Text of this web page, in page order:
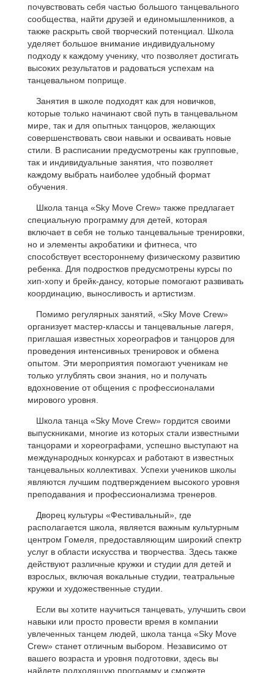
почувствовать себя частью большого танцевального
сообщества, найти друзей и единомышленников, а
также раскрыть свой творческий потенциал. Школа
уделяет большое внимание индивидуальному
подходу к каждому ученику, что позволяет достигать
высоких результатов и радоваться успехам на
танцевальном поприще.
Занятия в школе подходят как для новичков,
которые только начинают свой путь в танцевальном
мире, так и для опытных танцоров, желающих
совершенствовать свои навыки и осваивать новые
стили. В расписании предусмотрены как групповые,
так и индивидуальные занятия, что позволяет
каждому выбрать наиболее удобный формат
обучения.
Школа танца «Sky Move Crew» также предлагает
специальную программу для детей, которая
включает в себя не только танцевальные тренировки,
но и элементы акробатики и фитнеса, что
способствует всестороннему физическому развитию
ребенка. Для подростков предусмотрены курсы по
хип-хопу и брейк-дансу, которые помогают развивать
координацию, выносливость и артистизм.
Помимо регулярных занятий, «Sky Move Crew»
организует мастер-классы и танцевальные лагеря,
приглашая известных хореографов и танцоров для
проведения интенсивных тренировок и обмена
опытом. Эти мероприятия помогают ученикам не
только углублять свои знания, но и получать
вдохновение от общения с профессионалами
мирового уровня.
Школа танца «Sky Move Crew» гордится своими
выпускниками, многие из которых стали известными
танцорами и хореографами, успешно выступают на
международных конкурсах и работают в известных
танцевальных коллективах. Успехи учеников школы
являются лучшим подтверждением высокого уровня
преподавания и профессионализма тренеров.
Дворец культуры «Фестивальный», где
располагается школа, является важным культурным
центром Гомеля, предоставляющим широкий спектр
услуг в области искусства и творчества. Здесь также
действуют различные кружки и студии для детей и
взрослых, включая вокальные студии, театральные
кружки и художественные студии.
Если вы хотите научиться танцевать, улучшить свои
навыки или просто провести время в компании
увлеченных танцем людей, школа танца «Sky Move
Crew» станет отличным выбором. Независимо от
вашего возраста и уровня подготовки, здесь вы
найдете подходящую программу и сможете